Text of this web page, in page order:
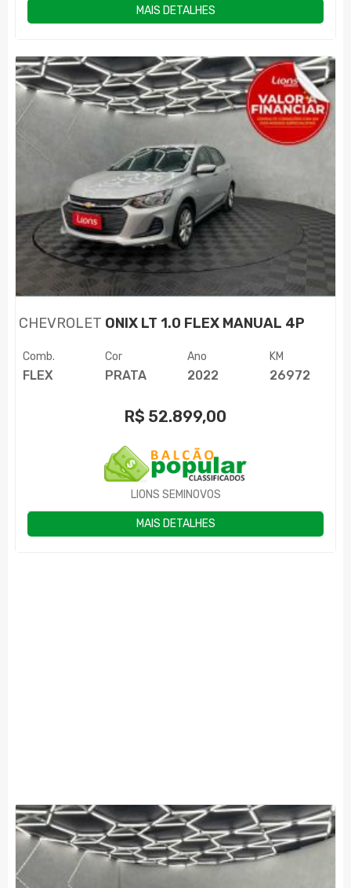
MAIS DETALHES
CHEVROLET ONIX LT 1.0 FLEX MANUAL 4P
Comb.
FLEX
Cor
PRATA
Ano
2022
KM
26972
R$ 52.899,00
LIONS SEMINOVOS
MAIS DETALHES